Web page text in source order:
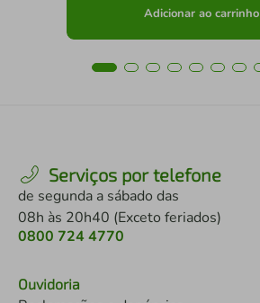
Adicionar ao carrinho
Serviços por telefone
de segunda a sábado das
08h às 20h40 (Exceto feriados)
0800 724 4770
Ouvidoria